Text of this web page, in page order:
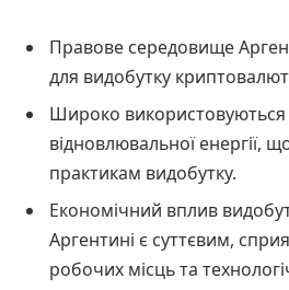
Правове середовище
для видобутку
Широко використовуються
відновлювальної енергії,
практикам видобутку.
Економічний вплив
Аргентині є суттєвим,
робочих місць та